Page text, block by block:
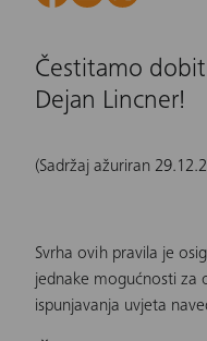
Čestitamo
Dejan Lincner!
(Sadržaj ažuriran
Svrha ovih pravila je
jednake mogućnosti za
ispunjavanja uvjeta